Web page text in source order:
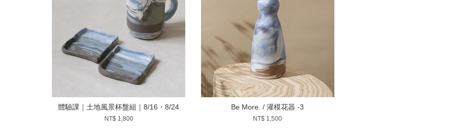
體驗課｜土地風景杯盤組｜8/16・8/24
NT$ 1,800
Be More. / 灌模花器 -3
NT$ 1,500